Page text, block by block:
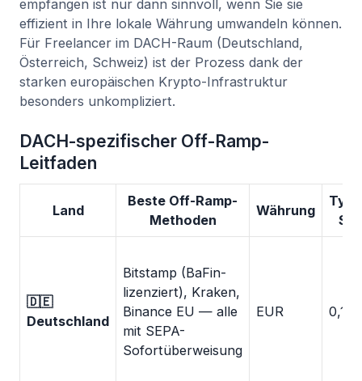
empfangen ist nur dann sinnvoll, wenn Sie sie
effizient in Ihre lokale Währung umwandeln können.
Für Freelancer im DACH-Raum (Deutschland,
Österreich, Schweiz) ist der Prozess dank der
starken europäischen Krypto-Infrastruktur
besonders unkompliziert.
DACH-spezifischer Off-Ramp-
Leitfaden
Land
Beste Off-Ramp-
Methoden
Währung
🇩🇪
Deutschland
Bitstamp (BaFin-
lizenziert), Kraken,
Binance EU — alle
mit SEPA-
Sofortüberweisung
EUR